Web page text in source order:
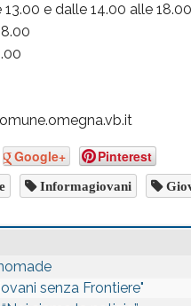
e dalle 14.00 alle 18.00
Google+ Pinterest
Informagiovani
senza Frontiere"